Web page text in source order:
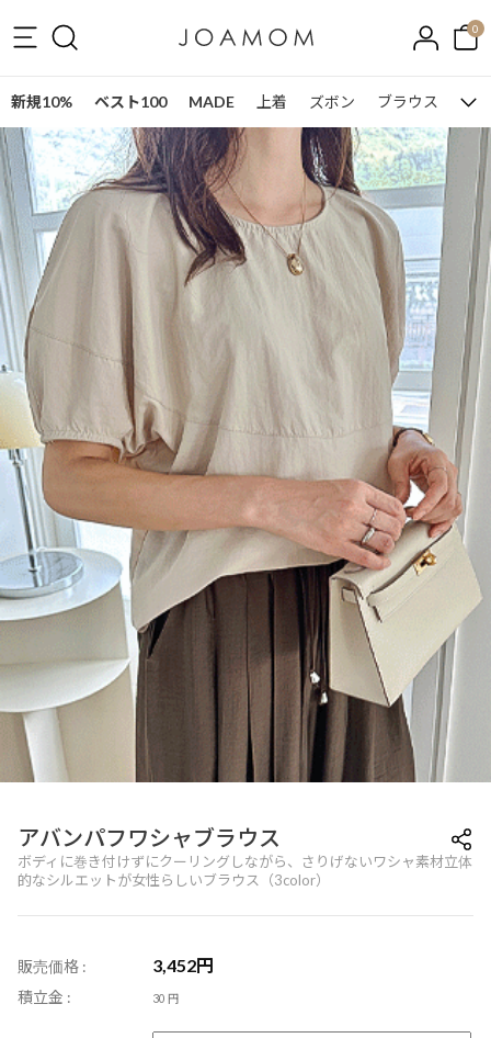
0
新規10% ベスト100 MADE 上着 ズボン ブラウス ワ
アバンパフワシャブラウス
ボディに巻き付けずにクーリングしながら、さりげないワシャ素材立体
的なシルエットが女性らしいブラウス（3color）
販売価格 : 3,452円
積立金 : 30 円